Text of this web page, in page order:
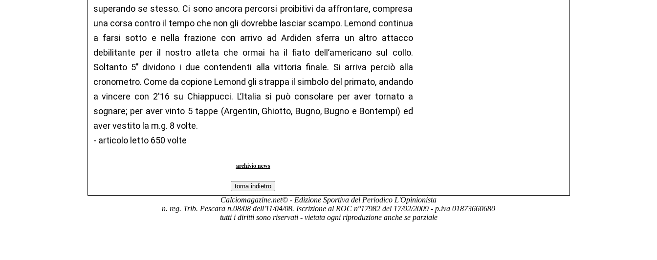
superando se stesso. Ci sono ancora percorsi proibitivi da affrontare, compresa
una corsa contro il tempo che non gli dovrebbe lasciar scampo. Lemond continua
a farsi sotto e nella frazione con arrivo ad Ardiden sferra un altro attacco
debilitante per il nostro atleta che ormai ha il fiato dell’americano sul collo.
Soltanto 5’’ dividono i due contendenti alla vittoria finale. Si arriva perciò alla
cronometro. Come da copione Lemond gli strappa il simbolo del primato, andando
a vincere con 2'16 su Chiappucci. L’Italia si può consolare per aver tornato a
sognare; per aver vinto 5 tappe (Argentin, Ghiotto, Bugno, Bugno e Bontempi) ed
aver vestito la m.g. 8 volte.
- articolo letto 650 volte
archivio news
Calciomagazine.net© - Edizione Sportiva del Periodico L'Opinionista
n. reg. Trib. Pescara n.08/08 dell'11/04/08. Iscrizione al ROC n°17982 del 17/02/2009 - p.iva 01873660680
tutti i diritti sono riservati - vietata ogni riproduzione anche se parziale